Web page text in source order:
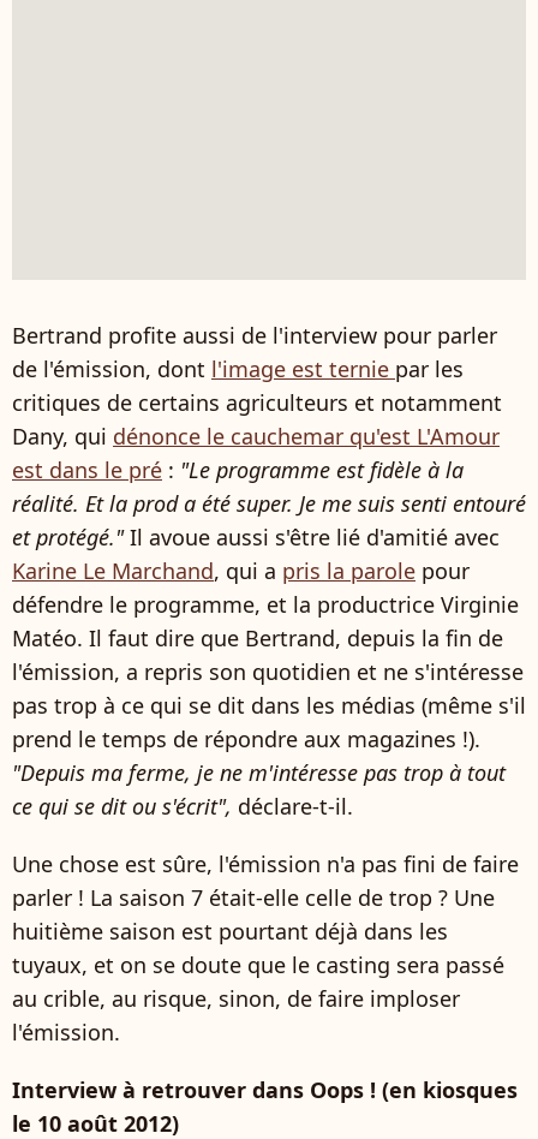
Bertrand profite aussi de l'interview pour parler
de l'émission, dont l'image est ternie par les
critiques de certains agriculteurs et notamment
Dany, qui dénonce le cauchemar qu'est L'Amour
est dans le pré : "Le programme est fidèle à la
réalité. Et la prod a été super. Je me suis senti entouré
et protégé."Il avoue aussi s'être lié d'amitié avec
Karine Le Marchand, qui a pris la parole pour
défendre le programme, et la productrice Virginie
Matéo. Il faut dire que Bertrand, depuis la fin de
l'émission, a repris son quotidien et ne s'intéresse
pas trop à ce qui se dit dans les médias (même s'il
prend le temps de répondre aux magazines !).
"Depuis ma ferme, je ne m'intéresse pas trop à tout
ce qui se dit ou s'écrit", déclare-t-il.
Une chose est sûre, l'émission n'a pas fini de faire
parler ! La saison 7 était-elle celle de trop ? Une
huitième saison est pourtant déjà dans les
tuyaux, et on se doute que le casting sera passé
au crible, au risque, sinon, de faire imploser
l'émission.
Interview à retrouver dans Oops ! (en kiosques
le 10 août 2012)